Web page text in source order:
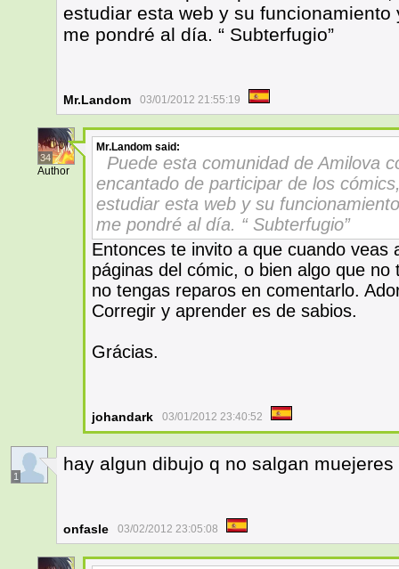
estudiar esta web y su
me pondré al día. “ Subterfugio”
Mr.Landom 03/01/2012 21:55:19
34
Author
Mr.Landom said:
Puede esta comunidad de Amilova
encantado de participar de los
estudiar esta web y su
me pondré al día. “ Subterfugio”
Entonces te invito a que cuando veas
páginas del cómic, o bien algo que
no tengas reparos en comentarlo.
Corregir y aprender es de sabios.
Grácias.
johandark 03/01/2012 23:40:52
1
hay algun dibujo q no salgan
onfasle 03/02/2012 23:05:08